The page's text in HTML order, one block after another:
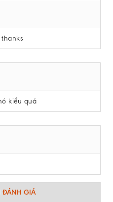
kiểu quá
ĐÁNH GIÁ